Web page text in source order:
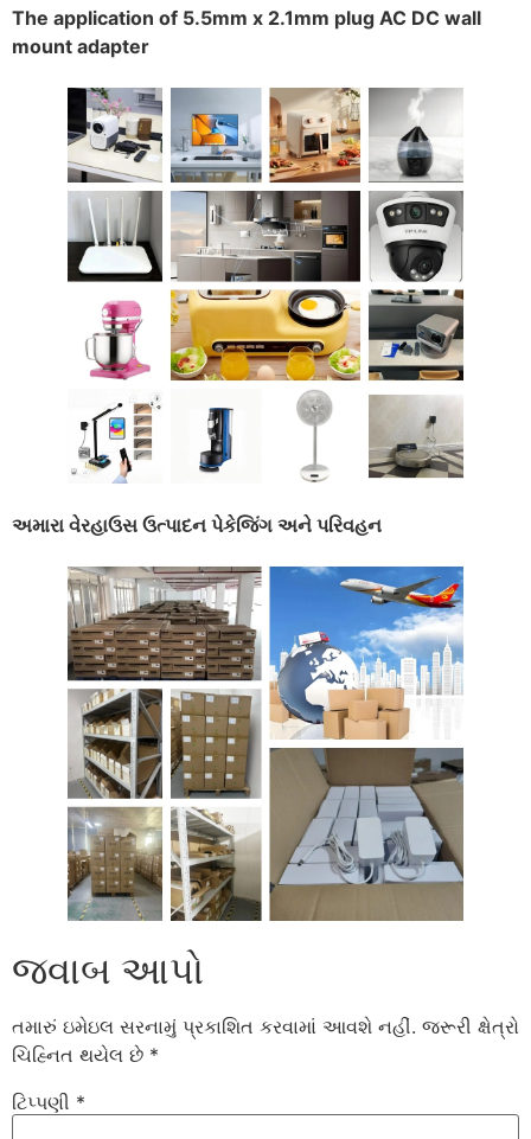
The application of 5.5mm x 2.1mm plug AC DC wall
mount adapter
અમારા વેરહાઉસ ઉત્પાદન પેકેજિંગ અને પરિવહન
જવાબ આપો
તમારું ઇમેઇલ સરનામું પ્રકાશિત કરવામાં આવશે નહીં. જરૂરી ક્ષેત્રો
ચિહ્નિત થયેલ છે *
ટિપ્પણી *